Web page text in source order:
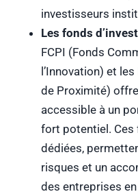
investisseurs
Les fonds
FCPI (Fonds
l’Innovation) et
de Proximité)
accessible à un
fort potentiel. Ces
dédiées,
risques et un
des entreprises